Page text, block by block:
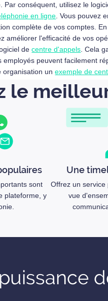
Par conséquent, utilisez le
en ligne . Vous pouvez
complète de vos comptes.
améliorer l'efficacité de vos
decentre d'appels . Cela
employés peuvent facilement
organisation unexemple de
le
sont
plateforme, y
Une
Offrez un service
vue